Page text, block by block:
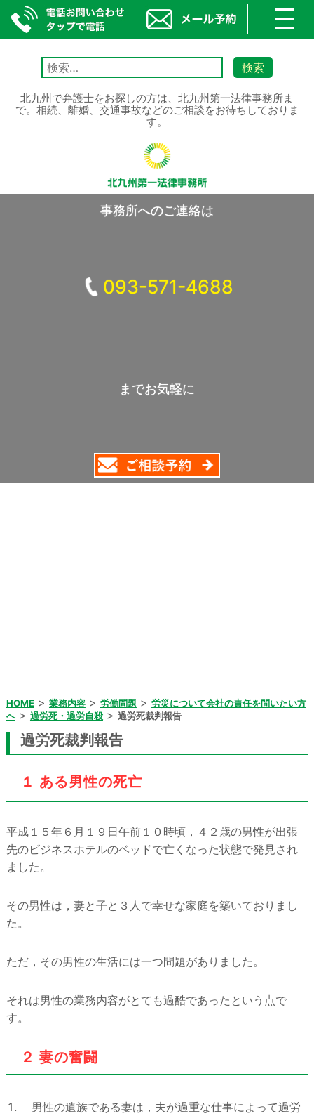
検
索:
北九州で弁護士をお探しの方は、北九州第一法律事務所ま
で。相続、離婚、交通事故などのご相談をお待ちしておりま
す。
事務所へのご連絡は
093-571-4688
までお気軽に
HOME> 業務内容> 労働問題 > 労災について会社の責任を問いたい方
へ> 過労死・過労自殺> 過労死裁判報告
過労死裁判報告
１ ある男性の死亡
平成１５年６月１９日午前１０時頃，４２歳の男性が出張
先のビジネスホテルのベッドで亡くなった状態で発見され
ました。
その男性は，妻と子と３人で幸せな家庭を築いておりまし
た。
ただ，その男性の生活には一つ問題がありました。
それは男性の業務内容がとても過酷であったという点で
す。
２ 妻の奮闘
男性の遺族である妻は，夫が過重な仕事によって過労